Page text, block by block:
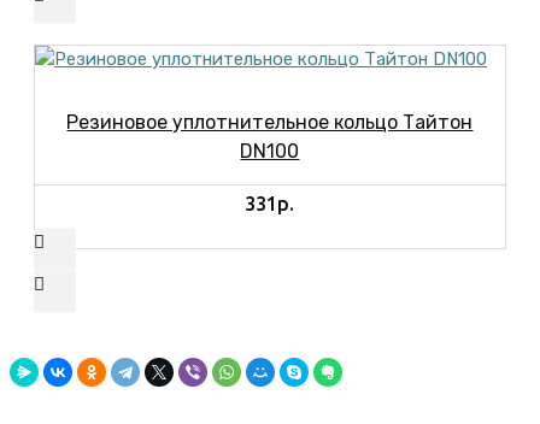
Резиновое уплотнительное кольцо Тайтон
DN100
331р.